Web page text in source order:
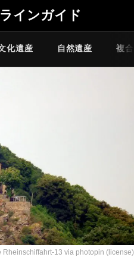
インガイド
化遺産 自然遺産 複
Rheinschiffahrt-13 via photopin (license)